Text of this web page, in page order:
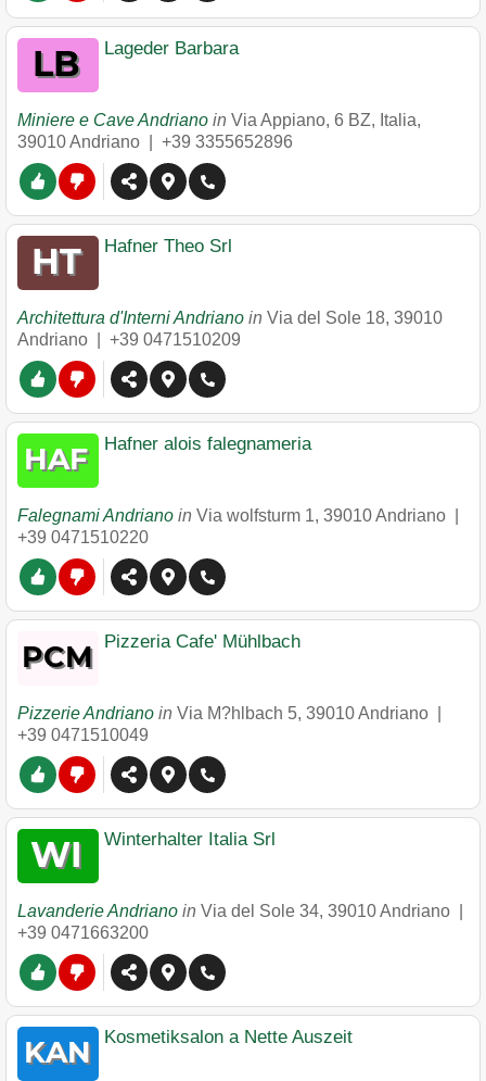
Lageder Barbara
Miniere e Cave Andriano in Via Appiano, 6 BZ, Italia,
39010Andriano +39 3355652896
Hafner Theo Srl
Architettura d'Interni Andriano in Via del Sole 18, 39010
Andriano
+39 0471510209
Hafner alois falegnameria
Falegnami Andriano in Via wolfsturm 1, 39010Andriano
+39 0471510220
Pizzeria Cafe' Mühlbach
Pizzerie Andriano in Via M?hlbach 5, 39010Andriano
+39 0471510049
Winterhalter Italia Srl
Lavanderie Andriano in Via del Sole 34, 39010Andriano
+39 0471663200
Kosmetiksalon a Nette Auszeit